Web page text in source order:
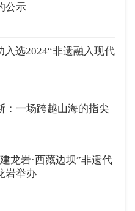
公示
选2024“非遗融入现代
：一场跨越山海的指尖
龙岩·西藏边坝”非遗代
岩举办